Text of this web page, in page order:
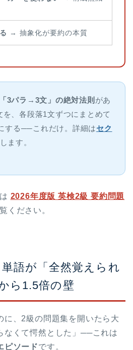
→ 抽象化が要約の本質
「3パラ→3文」の絶対法則 があ
を、各段落1文ずつにまとめて
する──これだけ。詳細はセク
ます。
2026年度版 英検2級 要約問題
ください。
単語が「全然覚えられ
ら1.5倍の壁
に、2級の問題集を開いたら大
なくて愕然とした」──これは
ピソードです。